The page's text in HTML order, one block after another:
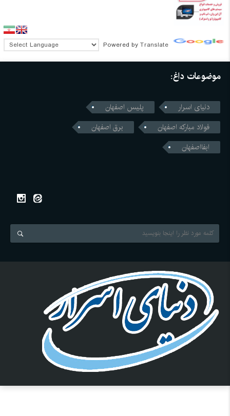
Powered by Translate
موضوعات داغ:
دنیای اسرار
پلیس اصفهان
فولاد مبارکه اصفهان
برق اصفهان
ابفااصفهان